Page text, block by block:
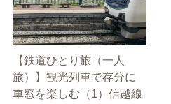
【鉄道ひとり旅（一人
旅）】観光列車で存分に
車窓を楽しむ（1）信越線